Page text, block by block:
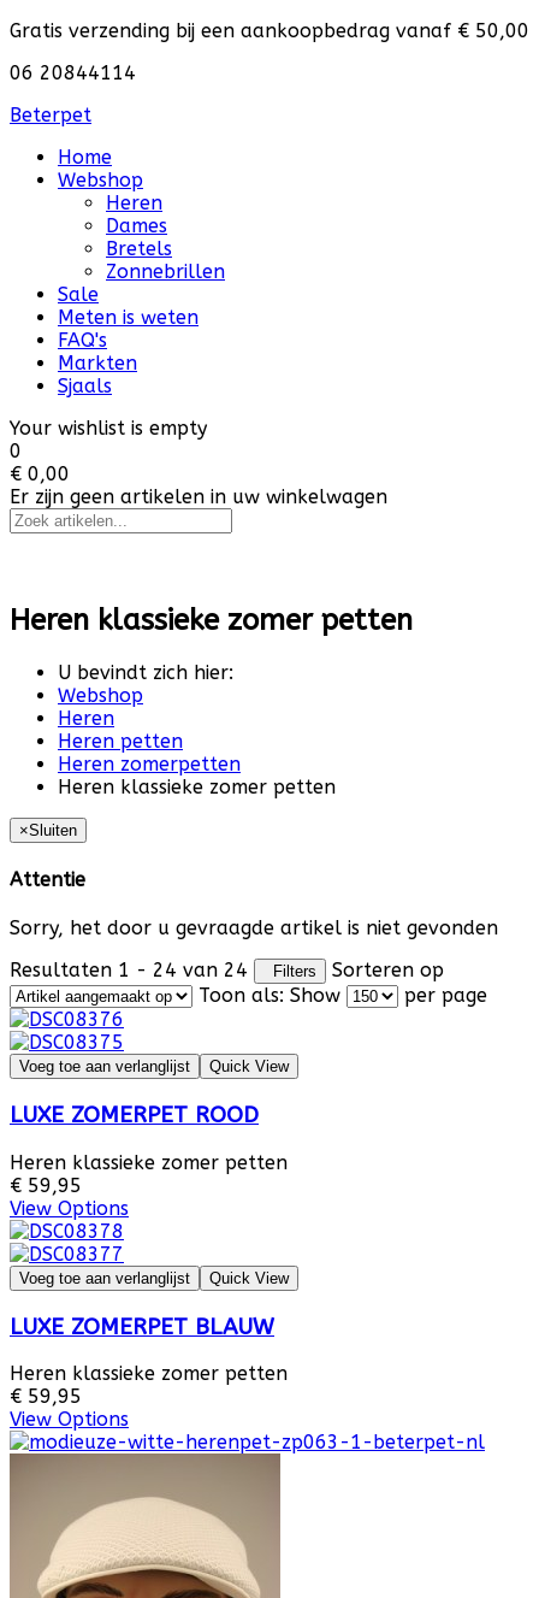
Gratis verzending bij een aankoopbedrag vanaf € 50,00
06 20844114
Beterpet
Home
Webshop
Heren
Dames
Bretels
Zonnebrillen
Sale
Meten is weten
FAQ's
Markten
Sjaals
Your wishlist is empty
0
€ 0,00
Er zijn geen artikelen in uw winkelwagen
Heren klassieke zomer petten
U bevindt zich hier:
Webshop
Heren
Heren petten
Heren zomerpetten
Heren klassieke zomer petten
×Sluiten
Attentie
Sorry, het door u gevraagde artikel is niet gevonden
Resultaten 1 - 24 van 24
Filters
Sorteren op
Toon als: Show per page
Voeg toe aan verlanglijst Quick View
LUXE ZOMERPET ROOD
Heren klassieke zomer petten
€ 59,95
View Options
Voeg toe aan verlanglijst Quick View
LUXE ZOMERPET BLAUW
Heren klassieke zomer petten
€ 59,95
View Options